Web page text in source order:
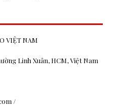
VIỆT NAM
Linh Xuân, HCM, Việt Nam
/